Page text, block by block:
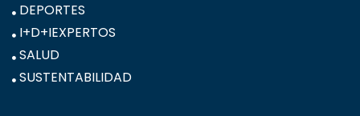
DEPORTES
I+D+IEXPERTOS
SALUD
SUSTENTABILIDAD